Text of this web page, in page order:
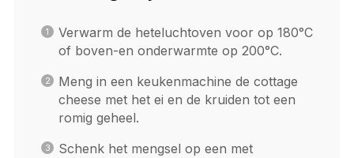
Verwarm de heteluchtoven voor op 180°C
of boven-en onderwarmte op 200°C.
Meng in een keukenmachine de cottage
cheese met het ei en de kruiden tot een
romig geheel.
Schenk het mengsel op een met